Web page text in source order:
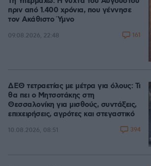
πριν από 1.400 χρόνια, που γέννησε
τον Ακάθιστο Ύμνο
09.08.2026, 22:48 161
ΔΕΘ τετραετίας με μέτρα για όλους: Τι
θα πει ο Μητσοτάκης στη
Θεσσαλονίκη για μισθούς, συντάξεις,
επιχειρήσεις, αγρότες και στεγαστικό
10.08.2026, 08:51 394